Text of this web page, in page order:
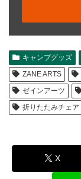
キャンプグッズ
ZANE ARTS
ゼインアーツ
折りたたみチェア
X